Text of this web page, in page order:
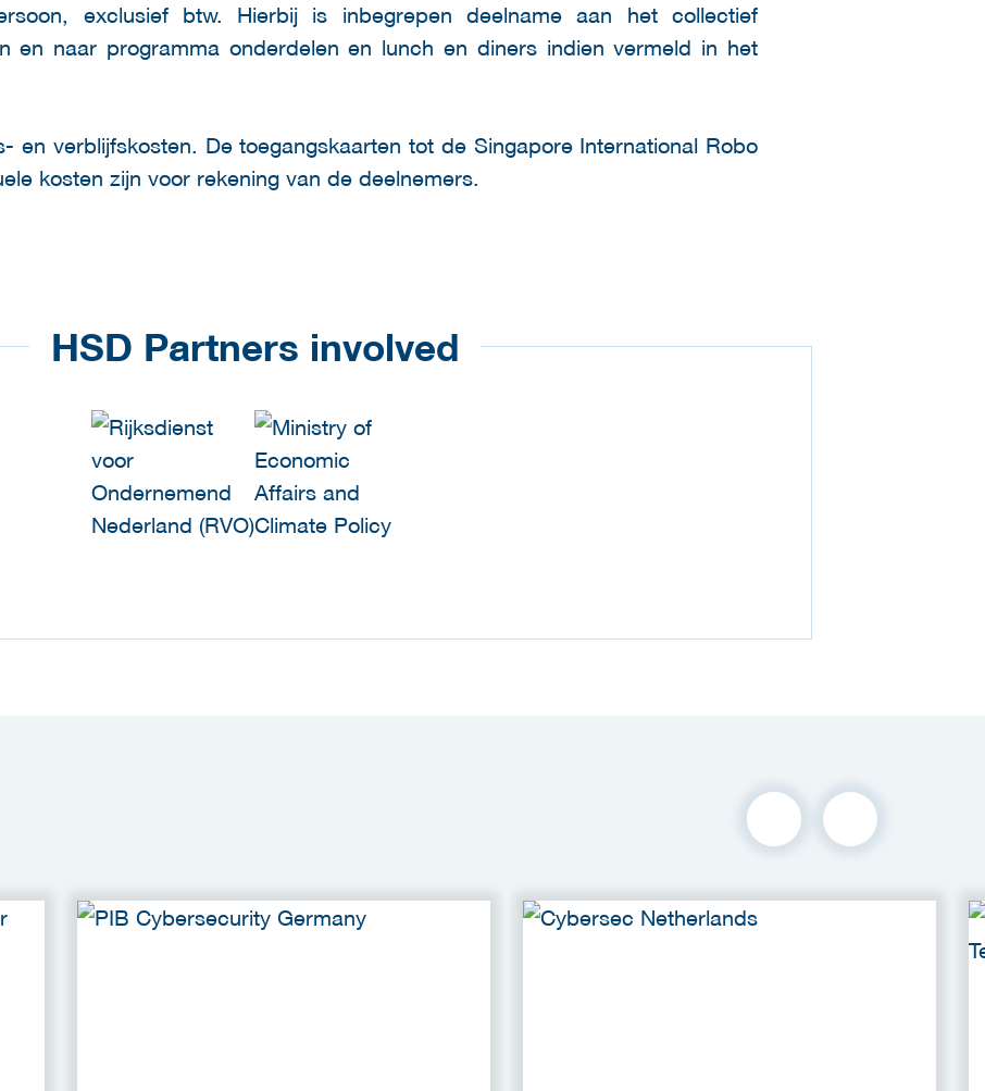
exclusief btw. Hierbij is inbegrepen deelname aan het collectief
en naar programma onderdelen en lunch en diners indien vermeld in het
en verblijfskosten. De toegangskaarten tot de Singapore International Robo
kosten zijn voor rekening van de deelnemers.
HSD Partners involved